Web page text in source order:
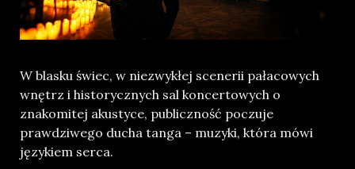
W blasku świec, w niezwykłej scenerii pałacowych
wnętrz i historycznych sal koncertowych o
znakomitej akustyce, publiczność poczuje
prawdziwego ducha tanga – muzyki, która mówi
językiem serca.